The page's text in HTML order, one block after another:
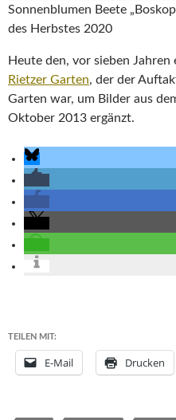
Sonnenblumen Beete
des Herbstes 2020
Heute den, vor sieben Jahren
Rietzer Garten, der der
Garten war, um Bilder aus
Oktober 2013 ergänzt.
TEILEN MIT:
E-Mail Drucken